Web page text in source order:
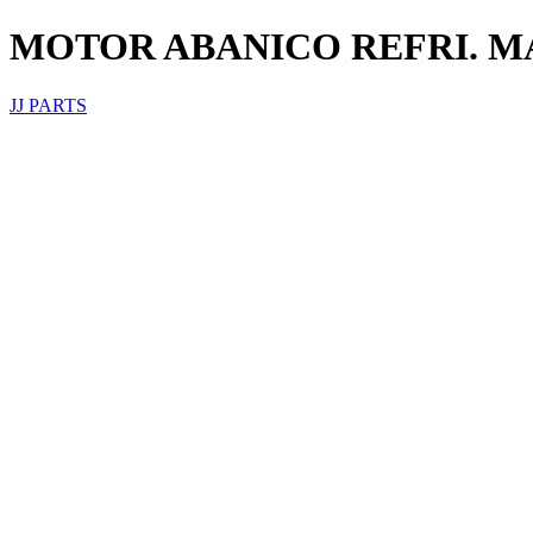
MOTOR ABANICO REFRI.
JJ PARTS